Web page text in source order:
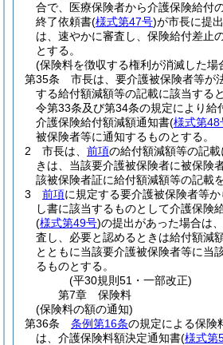
合で、医療保険者から介護保険給付
終了依頼書(様式第47号)が市長に提
は、速やかに審査し、保険給付差止
とする。
(保険料を徴収する権利が消滅した場
第35条
市長は、要介護被保険者等が
する給付額減額等の記載に該当する
令第33条及び第34条の規定により給
介護保険給付額減額通知書(様式第48
被保険者等に通知するものとする。
2
市長は、 前項の給付額減額等の記
きは、当該要介護被保険者に被保険
該被保険者証に給付額減額等の記載
3
前項に規定する要介護被保険者等
し書に該当するものとして介護保険
(様式第49号)の提出があった場合は
査し、必要と認めるときは給付額減
とともに当該要介護被保険者等に当
るものとする。
(平30規則51・一部改正)
第7章
保険料
(保険料の額の通知)
第36条
条例第16条の規定による保険
は、介護保険料額決定通知書(様式第